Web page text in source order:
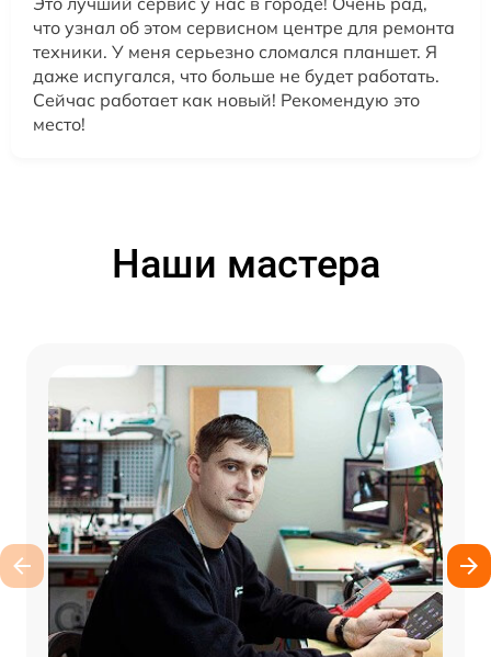
что узнал об этом сервисном центре для ремонта
техники. У меня серьезно сломался планшет. Я
даже испугался, что больше не будет работать.
Сейчас работает как новый! Рекомендую это
место!
Наши мастера